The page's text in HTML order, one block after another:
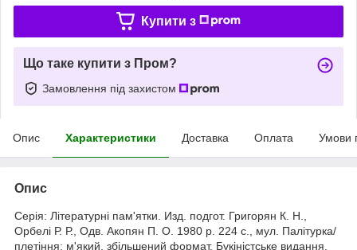
Купити з
Що таке купити з Пром?
Замовлення під захистом
Опис Характеристики Доставка Оплата Умови
Опис
Серія: Літературні пам'ятки. Изд. подгот. Григорян К. Н.,
Орбелі Р. Р., Одв. Акопян П. О. 1980 р. 224 с., мул. Палітурка/
плетіння: м'який, збільшений формат. Букіністське видання.